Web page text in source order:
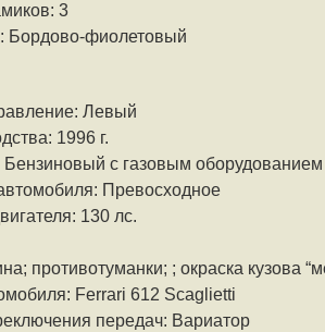
3
Бордово-фиолетовый
Левый
1996 г.
Бензиновый с газовым оборудованием
Превосходное
130 лс.
противотуманки; ; окраска кузова
Ferrari 612 Scaglietti
передач: Вариатор